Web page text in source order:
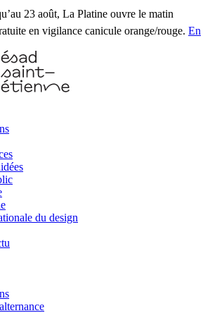
23 août, La Platine ouvre le matin
en vigilance canicule orange/rouge. En
du design